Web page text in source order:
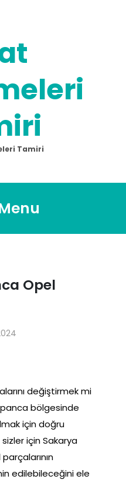
Tamiri
Opel
değiştirmek mi
bölgesinde
için doğru
için Sakarya
edilebileceğini ele